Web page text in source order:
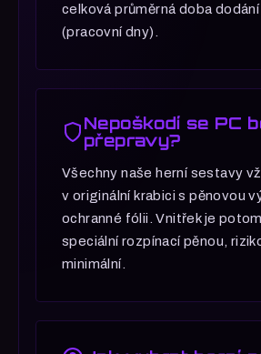
celková průměrná doba
(pracovní dny).
Nepoškodí se PC
přepravy?
Všechny naše herní sestavy
v originální krabici s pěnovou
ochranné fólii. Vnitřek je
speciální rozpínací pěnou,
minimální.